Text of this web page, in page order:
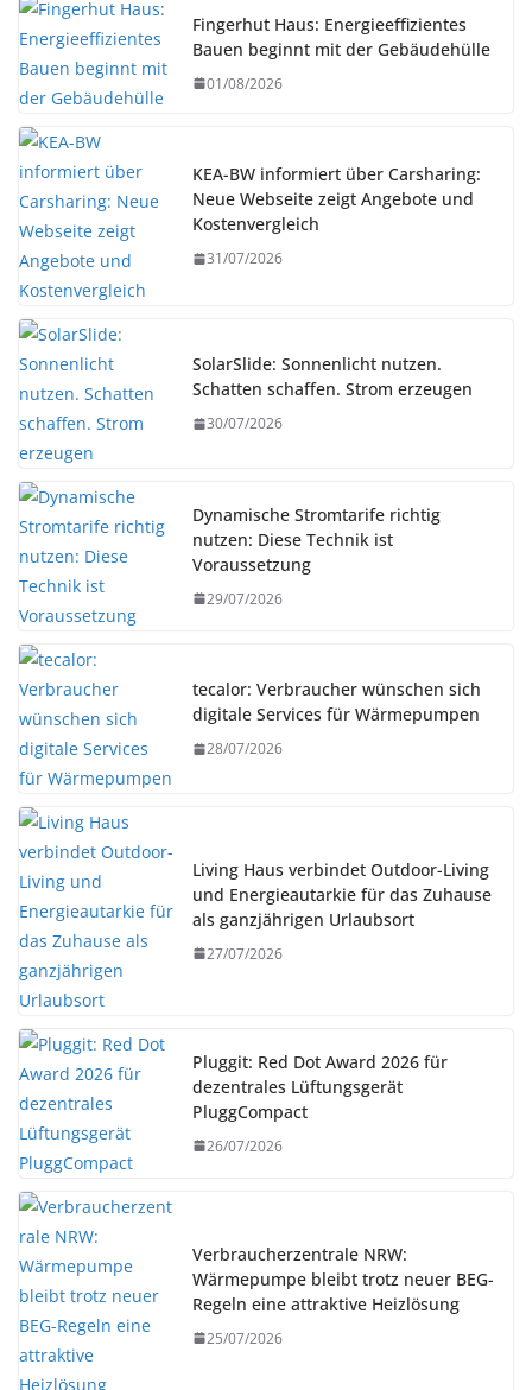
Fingerhut Haus: Energieeffizientes
Bauen beginnt mit der Gebäudehülle
01/08/2026
KEA-BW informiert über Carsharing:
Neue Webseite zeigt Angebote und
Kostenvergleich
31/07/2026
SolarSlide: Sonnenlicht nutzen.
Schatten schaffen. Strom erzeugen
30/07/2026
Dynamische Stromtarife richtig
nutzen: Diese Technik ist
Voraussetzung
29/07/2026
tecalor: Verbraucher wünschen sich
digitale Services für Wärmepumpen
28/07/2026
Living Haus verbindet Outdoor-Living
und Energieautarkie für das Zuhause
als ganzjährigen Urlaubsort
27/07/2026
Pluggit: Red Dot Award 2026 für
dezentrales Lüftungsgerät
PluggCompact
26/07/2026
Verbraucherzentrale NRW:
Wärmepumpe bleibt trotz neuer BEG-
Regeln eine attraktive Heizlösung
25/07/2026